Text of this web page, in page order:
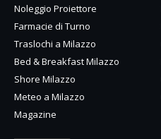
Noleggio Proiettore
Farmacie di Turno
Traslochi a Milazzo
Bed & Breakfast Milazzo
Shore Milazzo
Meteo a Milazzo
Magazine